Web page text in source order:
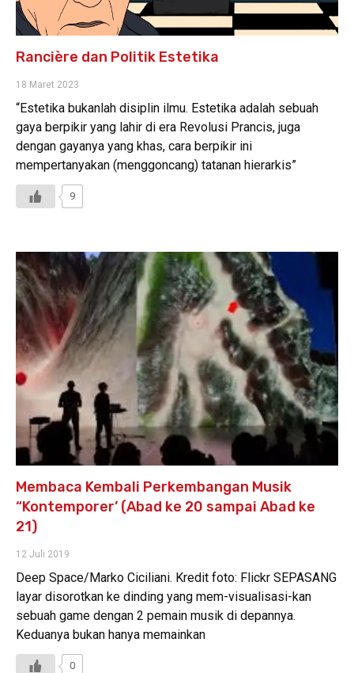
Rancière dan Politik Estetika
18 Maret 2023
“Estetika bukanlah disiplin ilmu. Estetika adalah sebuah
gaya berpikir yang lahir di era Revolusi Prancis, juga
dengan gayanya yang khas, cara berpikir ini
mempertanyakan (menggoncang) tatanan hierarkis”
9
Membaca Kembali Perkembangan Musik
“Kontemporer’ (Abad ke 20 sampai Abad ke
21)
12 Juli 2019
Deep Space/Marko Ciciliani. Kredit foto: Flickr SEPASANG
layar disorotkan ke dinding yang mem-visualisasi-kan
sebuah game dengan 2 pemain musik di depannya.
Keduanya bukan hanya memainkan
0